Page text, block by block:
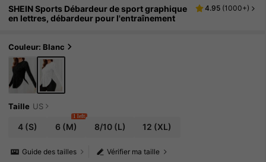
SHEIN Sports Débardeur de sport graphique
en lettres, débardeur pour l'entraînement
4.95 (1000+)
Couleur: Blanc
Taille US
4 (S) 6 (M)
1 left
8/10(L) 12 (XL)
Vérifier ma taille
Guide des tailles